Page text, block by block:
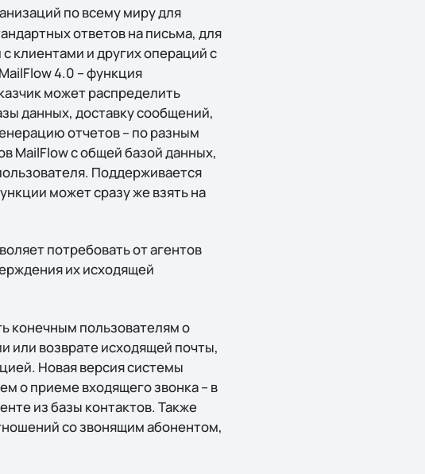
по всему миру для
ответов на письма, для
клиентами и других операций с
4.0 – функция
может распределить
данных, доставку сообщений,
отчетов – по разным
MailFlow с общей базой данных,
Поддерживается
может сразу же взять на
потребовать от агентов
их исходящей
конечным пользователям о
или возврате исходящей почты,
Новая версия системы
о приеме входящего звонка – в
из базы контактов. Также
со звонящим абонентом,